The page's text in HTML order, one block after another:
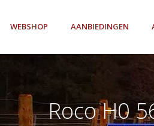
WEBSHOP AANBIEDINGEN
Roco H0